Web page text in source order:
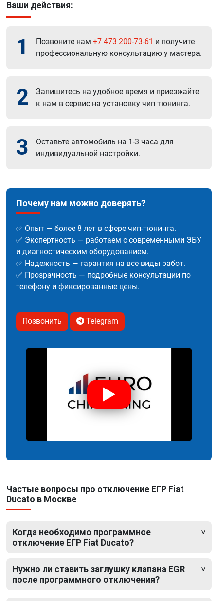
Ваши действия:
1 Позвоните нам +7 473 200-73-61 и получите
профессиональную консультацию у мастера.
2
Запишитесь на удобное время и приезжайте
к нам в сервис на установку чип тюнинга.
3
Оставьте автомобиль на 1-3 часа для
индивидуальной настройки.
Почему нам можно доверять?
✅ Опыт — более 8 лет в сфере чип-тюнинга.
✅ Экспертность — работаем с современными ЭБУ
и диагностическим оборудованием.
✅ Надежность — гарантия на все виды работ.
✅ Прозрачность — подробные консультации по
телефону и фиксированные цены.
Позвонить Telegram
Частые вопросы про отключение ЕГР Fiat
Ducato в Москве
Когда необходимо программное
отключение ЕГР Fiat Ducato?
Нужно ли ставить заглушку клапана EGR
после программного отключения?